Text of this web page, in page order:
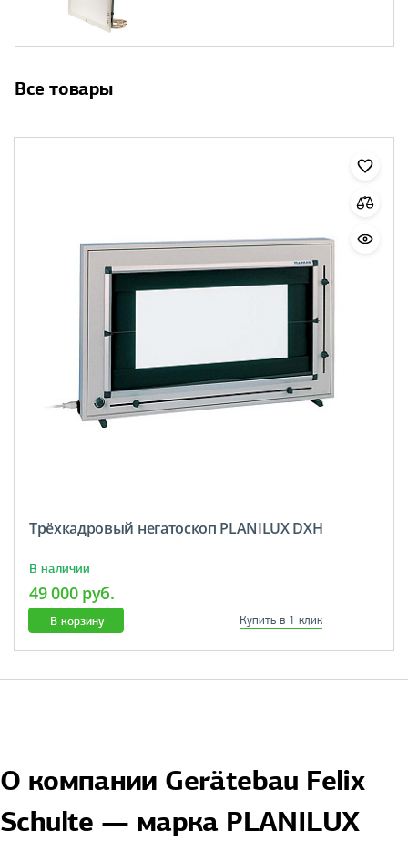
Все товары
Трёхкадровый негатоскоп PLANILUX DXH
В наличии
49 000 руб.
В корзину Купить в 1 клик
О компании Gerätebau Felix
Schulte — марка PLANILUX